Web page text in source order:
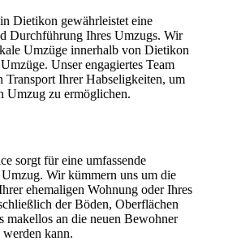
Dietikon gewährleistet eine
Durchführung Ihres Umzugs. Wir
Umzüge innerhalb von Dietikon
Unser engagiertes Team
Transport Ihrer Habseligkeiten, um
Umzug zu ermöglichen.
sorgt für eine umfassende
Wir kümmern uns um die
ehemaligen Wohnung oder Ihres
der Böden, Oberflächen
makellos an die neuen Bewohner
kann.